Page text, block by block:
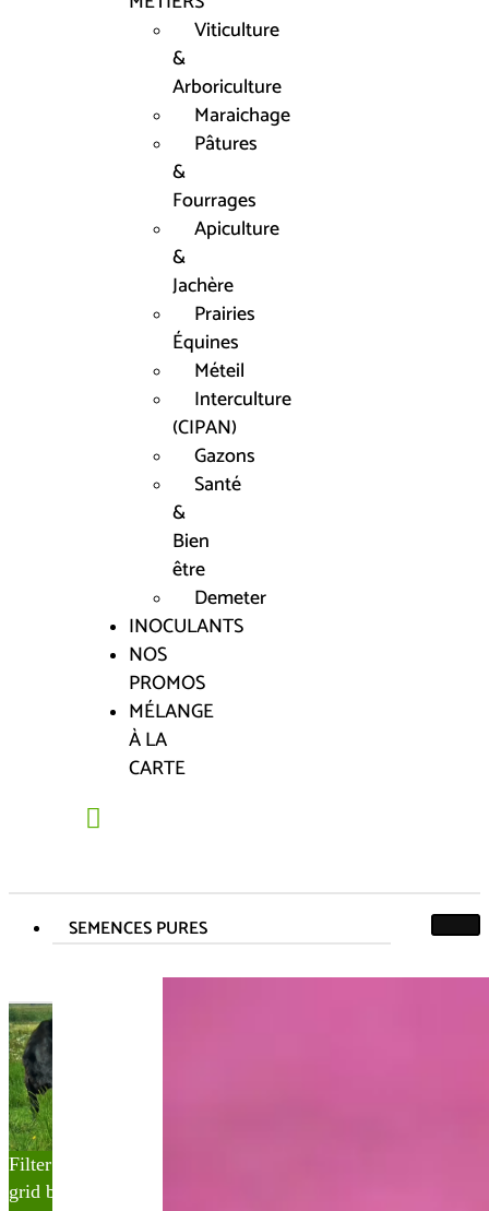
Viticulture
&
Arboriculture
Maraichage
Pâtures
&
Fourrages
Apiculture
&
Jachère
Prairies
Équines
Méteil
Interculture
(CIPAN)
Gazons
Santé
&
Bien
être
Demeter
INOCULANTS
NOS
PROMOS
MÉLANGE
À LA
CARTE
SEMENCES PURES
Filter
grid button